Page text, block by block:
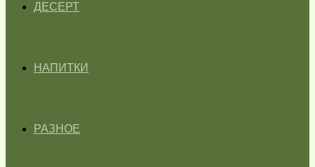
ДЕСЕРТ
НАПИТКИ
РАЗНОЕ